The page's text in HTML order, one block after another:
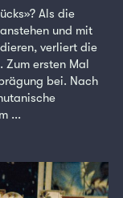
Als die
und mit
verliert die
ersten Mal
bei. Nach
...